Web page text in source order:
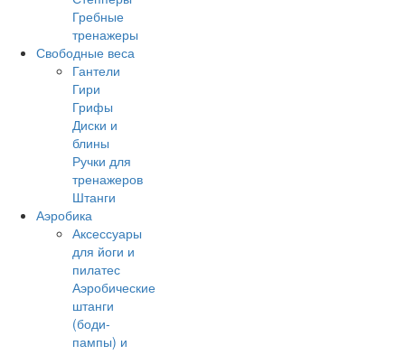
Гребные
тренажеры
Свободные веса
Гантели
Гири
Грифы
Диски и
блины
Ручки для
тренажеров
Штанги
Аэробика
Аксессуары
для йоги и
пилатес
Аэробические
штанги
(боди-
пампы) и